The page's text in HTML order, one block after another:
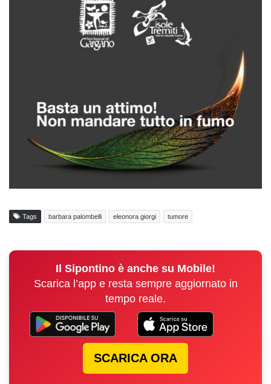
Tags barbara palombelli eleonora giorgi tumore
Il Sipontino è anche su Mobile!
Scarica l’app e resta sempre aggiornato in
tempo reale.
SCARICA ORA